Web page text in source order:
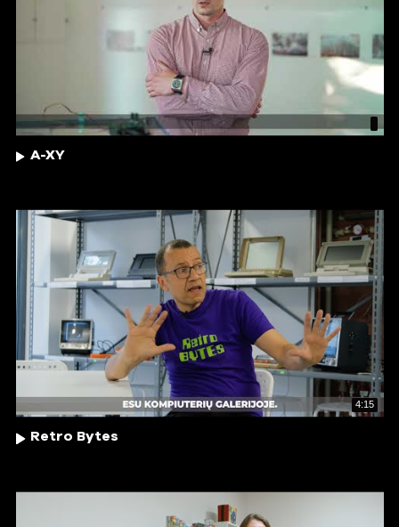
A-XY
4:15
Retro Bytes